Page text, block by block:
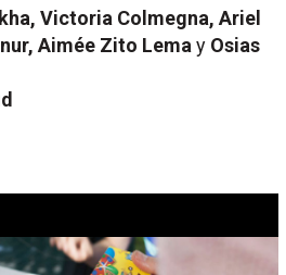
Victoria Colmegna, Ariel
Aimée Zito Lema y Osias